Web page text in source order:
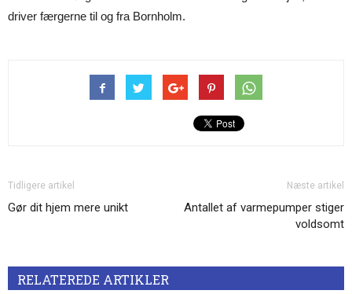
driver færgerne til og fra Bornholm.
Tidligere artikel
Gør dit hjem mere unikt
Næste artikel
Antallet af varmepumper stiger
voldsomt
RELATEREDE ARTIKLER